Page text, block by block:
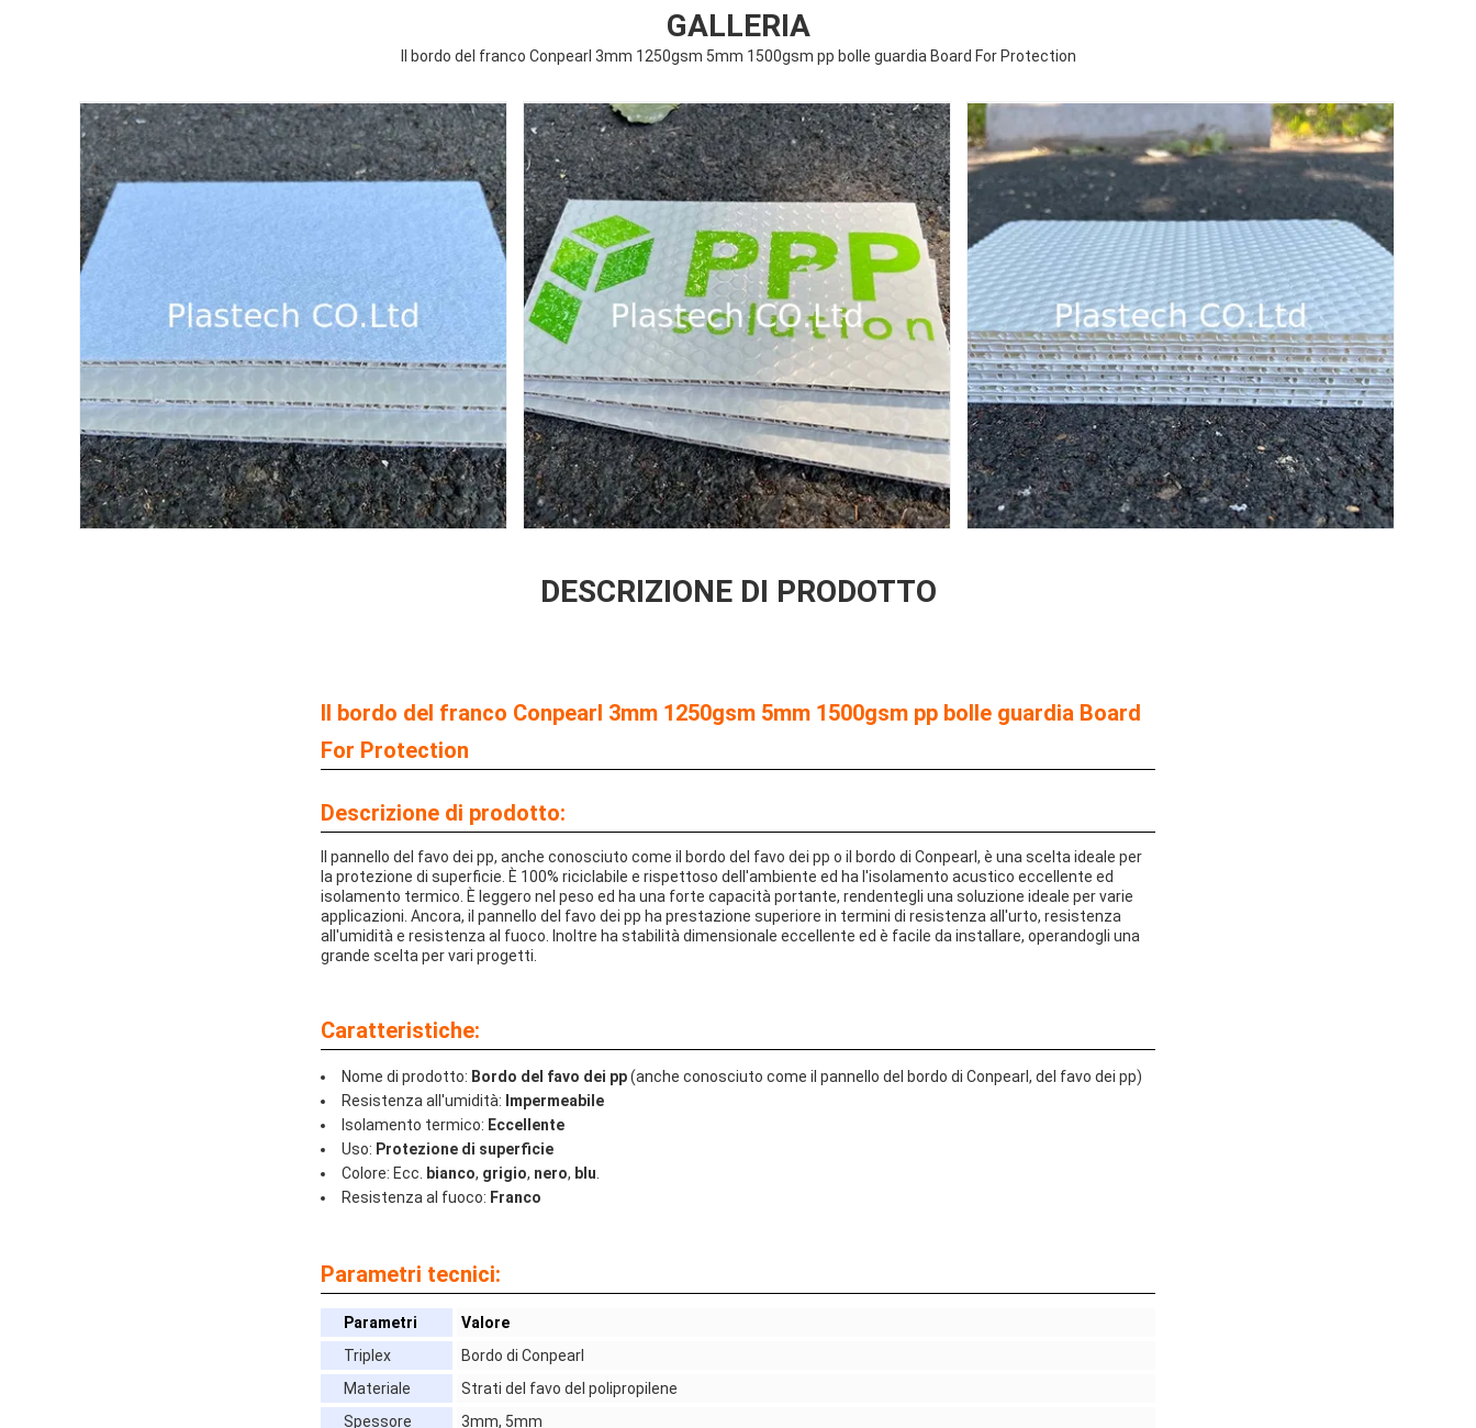
GALLERIA
Il bordo del franco Conpearl 3mm 1250gsm 5mm 1500gsm pp bolle guardia Board For Protection
DESCRIZIONE DI PRODOTTO
Il bordo del franco Conpearl 3mm 1250gsm 5mm 1500gsm pp bolle guardia Board
For Protection
Descrizione di prodotto:
Il pannello del favo dei pp, anche conosciuto come il bordo del favo dei pp o il bordo di Conpearl, è una scelta ideale per
la protezione di superficie. È 100% riciclabile e rispettoso dell'ambiente ed ha l'isolamento acustico eccellente ed
isolamento termico. È leggero nel peso ed ha una forte capacità portante, rendentegli una soluzione ideale per varie
applicazioni. Ancora, il pannello del favo dei pp ha prestazione superiore in termini di resistenza all'urto, resistenza
all'umidità e resistenza al fuoco. Inoltre ha stabilità dimensionale eccellente ed è facile da installare, operandogli una
grande scelta per vari progetti.
Caratteristiche:
Nome di prodotto: Bordo del favo dei pp(anche conosciuto come il pannello del bordo di Conpearl, del favo dei pp)
Resistenza all'umidità: Impermeabile
Isolamento termico: Eccellente
Uso: Protezione di superficie
Colore: Ecc. bianco, grigio, nero, blu
Resistenza al fuoco: Franco
Parametri tecnici:
Parametri
Valore
Triplex
Bordo di Conpearl
Materiale
Strati del favo del polipropilene
Spessore
3mm, 5mm